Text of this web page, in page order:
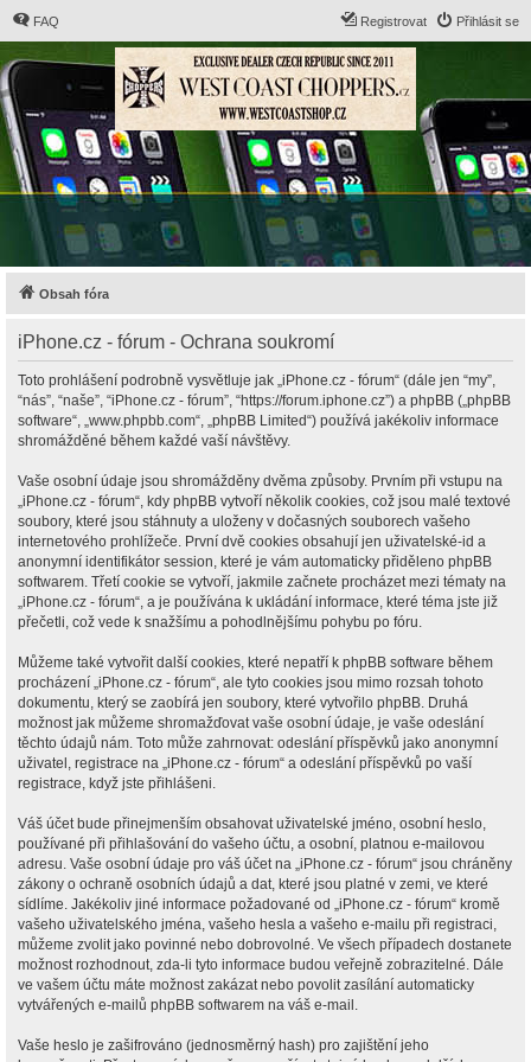
FAQ Přihlásit se
Registrovat
Obsah fóra
iPhone.cz - fórum - Ochrana soukromí
Toto prohlášení podrobně vysvětluje jak „iPhone.cz - fórum“ (dále jen “my”,
“nás”, “naše”, “iPhone.cz - fórum”, “https://forum.iphone.cz”) a phpBB („phpBB
software“, „www.phpbb.com“, „phpBB Limited“) používá jakékoliv informace
shromážděné během každé vaší návštěvy.
Vaše osobní údaje jsou shromážděny dvěma způsoby. Prvním při vstupu na
„iPhone.cz - fórum“, kdy phpBB vytvoří několik cookies, což jsou malé textové
soubory, které jsou stáhnuty a uloženy v dočasných souborech vašeho
internetového prohlížeče. První dvě cookies obsahují jen uživatelské-id a
anonymní identifikátor session, které je vám automaticky přiděleno phpBB
softwarem. Třetí cookie se vytvoří, jakmile začnete procházet mezi tématy na
„iPhone.cz - fórum“, a je používána k ukládání informace, které téma jste již
přečetli, což vede k snažšímu a pohodlnějšímu pohybu po fóru.
Můžeme také vytvořit další cookies, které nepatří k phpBB software během
procházení „iPhone.cz - fórum“, ale tyto cookies jsou mimo rozsah tohoto
dokumentu, který se zaobírá jen soubory, které vytvořilo phpBB. Druhá
možnost jak můžeme shromažďovat vaše osobní údaje, je vaše odeslání
těchto údajů nám. Toto může zahrnovat: odeslání příspěvků jako anonymní
uživatel, registrace na „iPhone.cz - fórum“ a odeslání příspěvků po vaší
registrace, když jste přihlášeni.
Váš účet bude přinejmenším obsahovat uživatelské jméno, osobní heslo,
používané při přihlašování do vašeho účtu, a osobní, platnou e-mailovou
adresu. Vaše osobní údaje pro váš účet na „iPhone.cz - fórum“ jsou chráněny
zákony o ochraně osobních údajů a dat, které jsou platné v zemi, ve které
sídlíme. Jakékoliv jiné informace požadované od „iPhone.cz - fórum“ kromě
vašeho uživatelského jména, vašeho hesla a vašeho e-mailu při registraci,
můžeme zvolit jako povinné nebo dobrovolné. Ve všech případech dostanete
možnost rozhodnout, zda-li tyto informace budou veřejně zobrazitelné. Dále
ve vašem účtu máte možnost zakázat nebo povolit zasílání automaticky
vytvářených e-mailů phpBB softwarem na váš e-mail.
Vaše heslo je zašifrováno (jednosměrný hash) pro zajištění jeho